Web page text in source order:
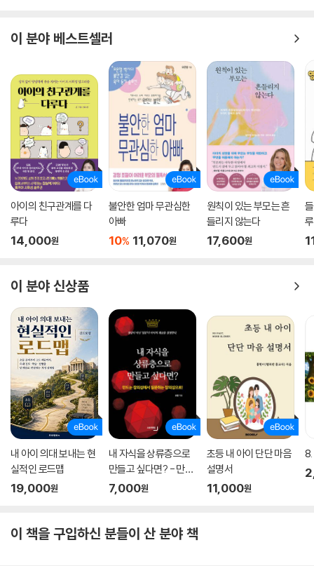
이 분야 베스트셀러
아이의 친구관계를 다
루다
14,000원
불안한 엄마 무관심한
아빠
10% 11,070원
원칙이 있는 부모는 흔
들리지 않는다
17,600원
이 분야 신상품
내 아이 의대 보내는 현
실적인 로드맵
19,000원
내 자식을 상류층으로
만들고 싶다면? - 만드
는 창의성에서 질문하
7,000원
초등 내 아이 단단 마음
설명서
11,000원
이 책을 구입하신 분들이 산 분야 책